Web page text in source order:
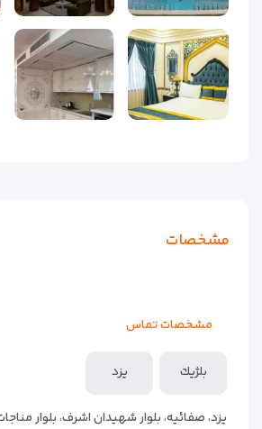
مشخصات
مشخصات تماس
بلژيك یزد
یزد، صفائیه، بلوار شهیدان اشرف، بلوار